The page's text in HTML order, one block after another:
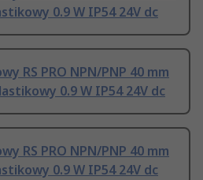
0.9 W IP54 24V dc
RS PRO NPN/PNP 40 mm
0.9 W IP54 24V dc
RS PRO NPN/PNP 40 mm
0.9 W IP54 24V dc